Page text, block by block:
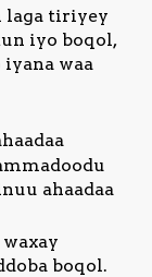
laga tiriyey
iyo boqol,
waa
ahaadaa
boqol.